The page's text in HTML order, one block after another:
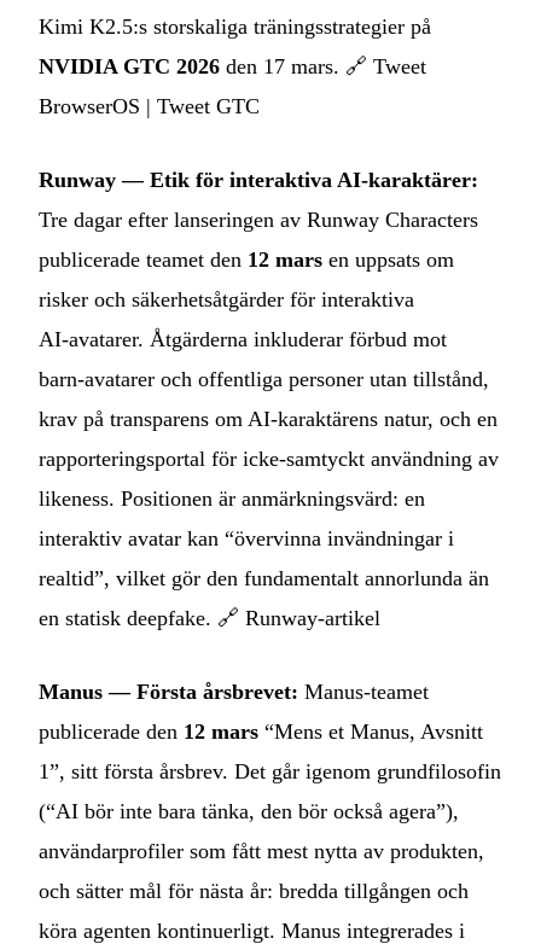
Kimi K2.5:s storskaliga träningsstrategier på
NVIDIA GTC 2026 den 17 mars. 🔗 Tweet
BrowserOS | Tweet GTC
Runway — Etik för interaktiva AI‑karaktärer:
Tre dagar efter lanseringen av Runway Characters
publicerade teamet den 12 mars en uppsats om
risker och säkerhetsåtgärder för interaktiva
AI‑avatarer. Åtgärderna inkluderar förbud mot
barn‑avatarer och offentliga personer utan tillstånd,
krav på transparens om AI‑karaktärens natur, och en
rapporteringsportal för icke‑samtyckt användning av
likeness. Positionen är anmärkningsvärd: en
interaktiv avatar kan “övervinna invändningar i
realtid”, vilket gör den fundamentalt annorlunda än
en statisk deepfake. 🔗 Runway‑artikel
Manus — Första årsbrevet: Manus‑teamet
publicerade den 12 mars “Mens et Manus, Avsnitt
1”, sitt första årsbrev. Det går igenom grundfilosofin
(“AI bör inte bara tänka, den bör också agera”),
användarprofiler som fått mest nytta av produkten,
och sätter mål för nästa år: bredda tillgången och
köra agenten kontinuerligt. Manus integrerades i